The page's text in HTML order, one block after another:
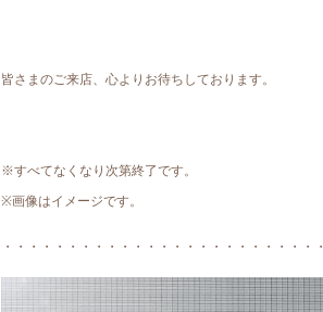
皆さまのご来店、心よりお待ちしております。
※すべてなくなり次第終了です。
※画像はイメージです。
・・・・・・・・・・・・・・・・・・・・・・・・・